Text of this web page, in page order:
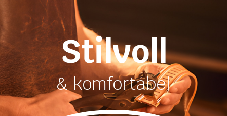
Stilvoll
& komfortabel